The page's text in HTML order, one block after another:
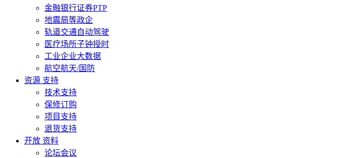
金融银行证券PTP
地震局等政企
轨道交通自动驾驶
医疗场所子钟授时
工业企业大数据
航空航天/国防
资源 支持
技术支持
保修订购
项目支持
退货支持
开放 资料
论坛会议